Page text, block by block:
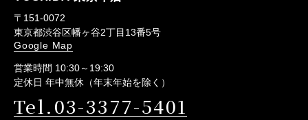
〒151-0072
東京都渋谷区幡ヶ谷2丁目13番5号
Google Map
営業時間 10:30～19:30
定休日 年中無休（年末年始を除く）
Tel.03-3377-5401